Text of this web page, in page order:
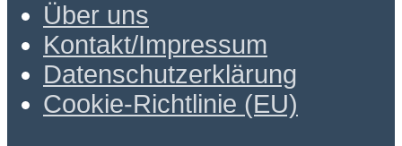
Über uns
Kontakt/Impressum
Datenschutzerklärung
Cookie-Richtlinie (EU)